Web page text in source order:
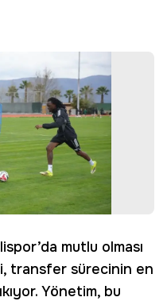
mutlu olması
transfer sürecinin en
Yönetim, bu